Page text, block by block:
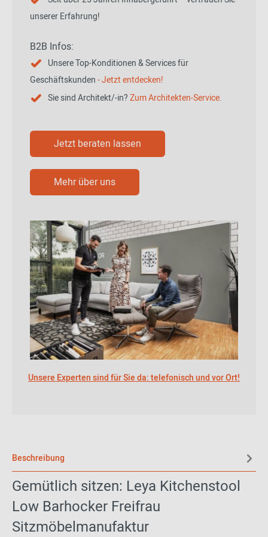
unserer Erfahrung!
B2B Infos:
Unsere Top-Konditionen & Services für
Geschäftskunden- Jetzt entdecken!
Sie sind Architekt/-in?Zum Architekten-Service.
Jetzt beraten lassen
Mehr über uns
Unsere Experten sind für Sie da: telefonisch und vor Ort!
Beschreibung
Gemütlich sitzen: Leya Kitchenstool
Low Barhocker Freifrau
Sitzmöbelmanufaktur